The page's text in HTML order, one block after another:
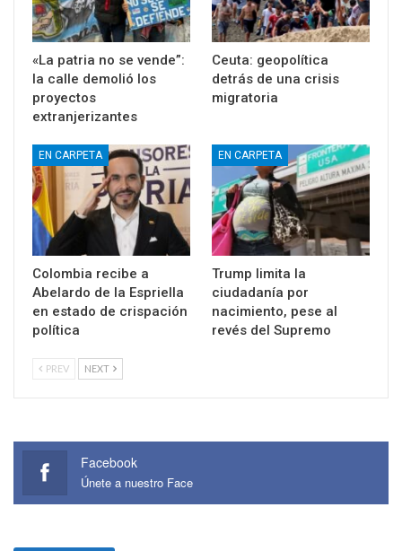
«La patria no se vende”:
la calle demolió los
proyectos
extranjerizantes
Ceuta: geopolítica
detrás de una crisis
migratoria
EN CARPETA
Colombia recibe a
Abelardo de la Espriella
en estado de crispación
política
EN CARPETA
Trump limita la
ciudadanía por
nacimiento, pese al
revés del Supremo
PREV NEXT
Facebook
Únete a nuestro Face